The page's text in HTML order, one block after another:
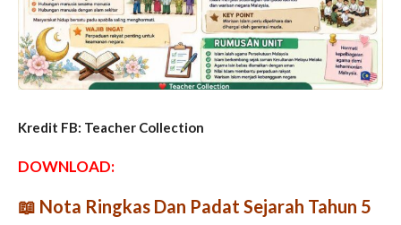
Kredit FB: Teacher Collection
DOWNLOAD:
📖 Nota Ringkas Dan Padat Sejarah Tahun 5